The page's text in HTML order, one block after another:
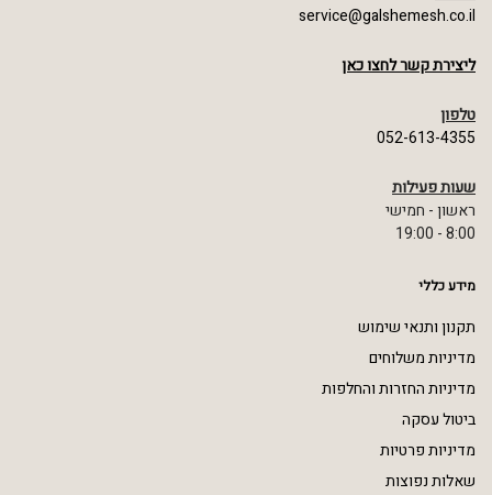
service@galshemesh.co.il
ליצירת קשר לחצו כאן
טלפון
052-613-4355
שעות פעילות
ראשון - חמישי
8:00 - 19:00
מידע כללי
תקנון ותנאי שימוש
מדיניות משלוחים
מדיניות החזרות והחלפות
ביטול עסקה
מדיניות פרטיות
שאלות נפוצות